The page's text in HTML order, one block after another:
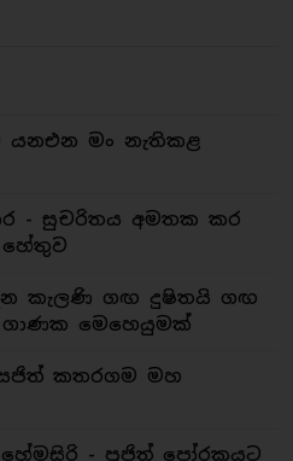
යනඑන මං නැතිකළ
- සුචරිතය අමතක කර
කැලණි ගඟ දුෂිතයි ගඟ
මෙහෙයුමක්
කතරගම මහ
හේමසිරි - පූජිත් පෝරකයට